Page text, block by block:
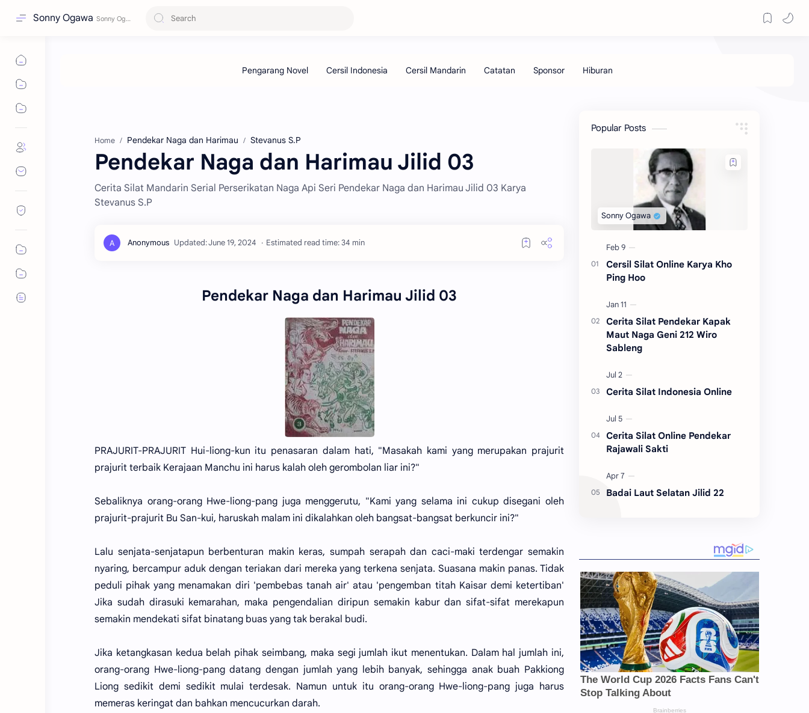
Sonny Ogawa
Home Pendekar Naga dan Harimau Stevanus S.P
Pendekar Naga dan Harimau Jilid 03
Cerita Silat Mandarin Serial Perserikatan Naga Api Seri Pendekar Naga dan Harimau Jilid 03 Karya
Stevanus S.P
Estimated read time: 34 min
Pendekar Naga dan Harimau Jilid 03
PRAJURIT-PRAJURIT Hui-liong-kun itu penasaran dalam hati, "Masakah kami yang merupakan prajurit
prajurit terbaik Kerajaan Manchu ini harus kalah oleh gerombolan liar ini?"
Sebaliknya orang-orang Hwe-liong-pang juga menggerutu, "Kami yang selama ini cukup disegani oleh
prajurit-prajurit Bu San-kui, haruskah malam ini dikalahkan oleh bangsat-bangsat berkuncir ini?"
Lalu senjata-senjatapun berbenturan makin keras, sumpah serapah dan caci-maki terdengar semakin
nyaring, bercampur aduk dengan teriakan dari mereka yang terkena senjata. Suasana makin panas. Tidak
peduli pihak yang menamakan diri 'pembebas tanah air' atau 'pengemban titah Kaisar demi ketertiban'
Jika sudah dirasuki kemarahan, maka pengendalian diripun semakin kabur dan sifat-sifat merekapun
semakin mendekati sifat binatang buas yang tak berakal budi.
Jika ketangkasan kedua belah pihak seimbang, maka segi jumlah ikut menentukan. Dalam hal jumlah ini,
orang-orang Hwe-liong-pang datang dengan jumlah yang lebih banyak, sehingga anak buah Pakkiong
Liong sedikit demi sedikit mulai terdesak. Namun untuk itu orang-orang Hwe-liong-pang juga harus
memeras keringat dan bahkan mencucurkan darah.
Popular Posts
Cersil Silat Online Karya Kho
Ping Hoo
Cerita Silat Pendekar Kapak
Maut Naga Geni 212 Wiro
Sableng
Cerita Silat Indonesia Online
Cerita Silat Online Pendekar
Rajawali Sakti
Badai Laut Selatan Jilid 22